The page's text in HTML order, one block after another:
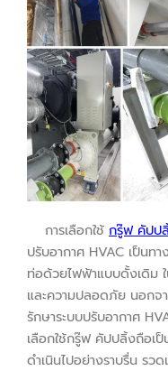
การเลือกใช้ กรู๊ฟ คัปป
ปรับอากาศ HVAC เป็นท
ท่อด้วยไฟฟ้าแบบดั้งเดิม
และความปลอดภัย นอกจ
รักษาระบบปรับอากาศ
เลือกใช้กรู๊ฟ คัปปลิ้งถือเป็
ดำเนินไปอย่างราบรื่น รว